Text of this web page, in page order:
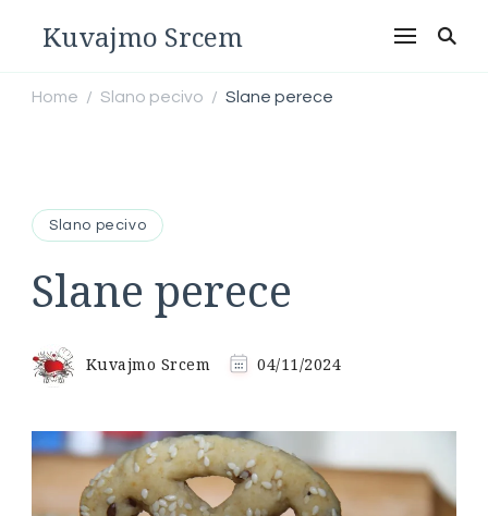
Kuvajmo Srcem
Home / Slano pecivo / Slane perece
Slano pecivo
Slane perece
Kuvajmo Srcem 04/11/2024